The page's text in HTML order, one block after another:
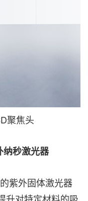
聚焦头
纳秒激光器
紫外固体激光器
升对特定材料的吸